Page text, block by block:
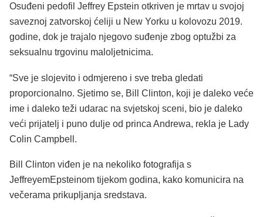
Osuđeni pedofil Jeffrey Epstein otkriven je mrtav u svojoj
saveznoj zatvorskoj ćeliji u New Yorku u kolovozu 2019.
godine, dok je trajalo njegovo suđenje zbog optužbi za
seksualnu trgovinu maloljetnicima.
“Sve je slojevito i odmjereno i sve treba gledati
proporcionalno. Sjetimo se, Bill Clinton, koji je daleko veće
ime i daleko teži udarac na svjetskoj sceni, bio je daleko
veći prijatelj i puno dulje od princa Andrewa, rekla je Lady
Colin Campbell.
Bill Clinton viđen je na nekoliko fotografija s
JeffreyemEpsteinom tijekom godina, kako komunicira na
večerama prikupljanja sredstava.